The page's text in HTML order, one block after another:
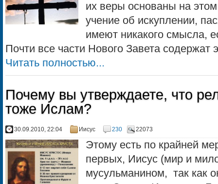
их веры основаны на
учение об искуплении,
имеют никакого смысла,
Почти все части Нового Завета содержат
Читать полностью...
Почему вы утверждаете, что
тоже Ислам?
30.09.2010, 22:04 Иисус 230 22073
Этому есть по крайней
первых, Иисус (мир и
мусульманином, так как